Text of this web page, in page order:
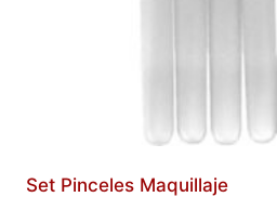
Set Pinceles Maquillaje